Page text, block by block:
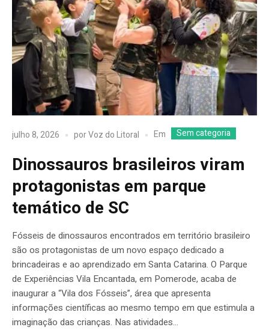
julho 8, 2026 porVoz do Litoral Em Sem categoria
Dinossauros brasileiros viram
protagonistas em parque
temático de SC
Fósseis de dinossauros encontrados em território brasileiro
são os protagonistas de um novo espaço dedicado a
brincadeiras e ao aprendizado em Santa Catarina. O Parque
de Experiências Vila Encantada, em Pomerode, acaba de
inaugurar a “Vila dos Fósseis”, área que apresenta
informações científicas ao mesmo tempo em que estimula a
imaginação das crianças. Nas atividades...